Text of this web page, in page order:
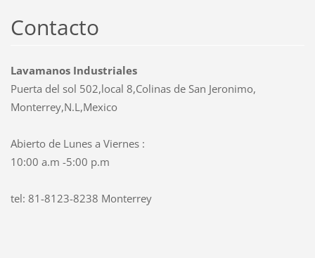
Contacto
Lavamanos Industriales
Puerta del sol 502,local 8,Colinas de San Jeronimo,
Monterrey,N.L,Mexico
Abierto de Lunes a Viernes :
10:00 a.m -5:00 p.m
tel: 81-8123-8238 Monterrey